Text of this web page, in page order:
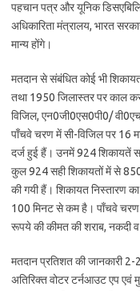
पहचान पत्र और यूनिक
अधिकारिता मंत्रालय, भारत
मान्य होंगे।
मतदान से संबंधित कोई भी
तथा 1950 जिलास्तर पर काल
विजिल, एन0जी0एस0पी0/
पाँचवे चरण में सी-विजिल पर
दर्ज हुई हैं। उनमें 924 शिकायतें
कुल 924 सही शिकायतों में से 850
की गयी हैं। शिकायत निस्तारण
100 मिनट से कम है। पाँचवे
रूपये की कीमत की शराब, नकदी
मतदान प्रतिशत की जानकारी 2-
अतिरिक्त वोटर टर्नआउट एप एवं